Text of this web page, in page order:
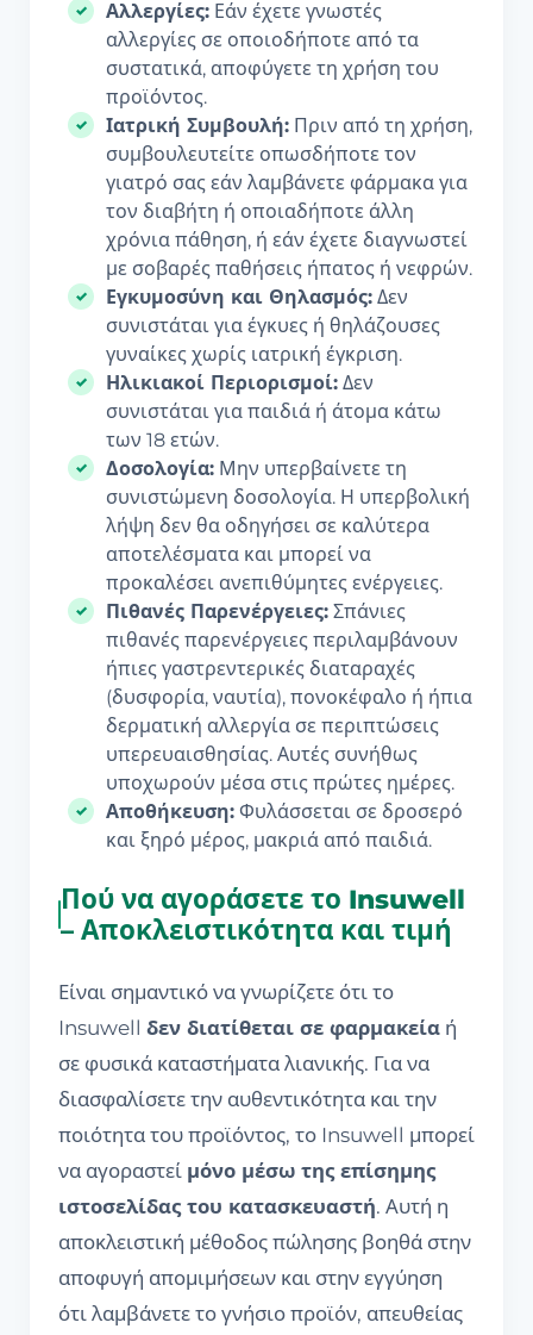
Αλλεργίες: Εάν έχετε γνωστές
αλλεργίες σε οποιοδήποτε από τα
συστατικά, αποφύγετε τη χρήση του
προϊόντος.
Ιατρική Συμβουλή: Πριν από τη χρήση,
συμβουλευτείτε οπωσδήποτε τον
γιατρό σας εάν λαμβάνετε φάρμακα για
τον διαβήτη ή οποιαδήποτε άλλη
χρόνια πάθηση, ή εάν έχετε διαγνωστεί
με σοβαρές παθήσεις ήπατος ή νεφρών.
Εγκυμοσύνη και Θηλασμός: Δεν
συνιστάται για έγκυες ή θηλάζουσες
γυναίκες χωρίς ιατρική έγκριση.
Ηλικιακοί Περιορισμοί: Δεν
συνιστάται για παιδιά ή άτομα κάτω
των 18 ετών.
Δοσολογία: Μην υπερβαίνετε τη
συνιστώμενη δοσολογία. Η υπερβολική
λήψη δεν θα οδηγήσει σε καλύτερα
αποτελέσματα και μπορεί να
προκαλέσει ανεπιθύμητες ενέργειες.
Πιθανές Παρενέργειες: Σπάνιες
πιθανές παρενέργειες περιλαμβάνουν
ήπιες γαστρεντερικές διαταραχές
(δυσφορία, ναυτία), πονοκέφαλο ή ήπια
δερματική αλλεργία σε περιπτώσεις
υπερευαισθησίας. Αυτές συνήθως
υποχωρούν μέσα στις πρώτες ημέρες.
Αποθήκευση: Φυλάσσεται σε δροσερό
και ξηρό μέρος, μακριά από παιδιά.
Πού να αγοράσετε το Insuwell
– Αποκλειστικότητα και τιμή
Είναι σημαντικό να γνωρίζετε ότι το
Insuwell δεν διατίθεται σε φαρμακεία ή
σε φυσικά καταστήματα λιανικής. Για να
διασφαλίσετε την αυθεντικότητα και την
ποιότητα του προϊόντος, το Insuwell μπορεί
να αγοραστεί μόνο μέσω της επίσημης
ιστοσελίδας του κατασκευαστή. Αυτή η
αποκλειστική μέθοδος πώλησης βοηθά στην
αποφυγή απομιμήσεων και στην εγγύηση
ότι λαμβάνετε το γνήσιο προϊόν, απευθείας